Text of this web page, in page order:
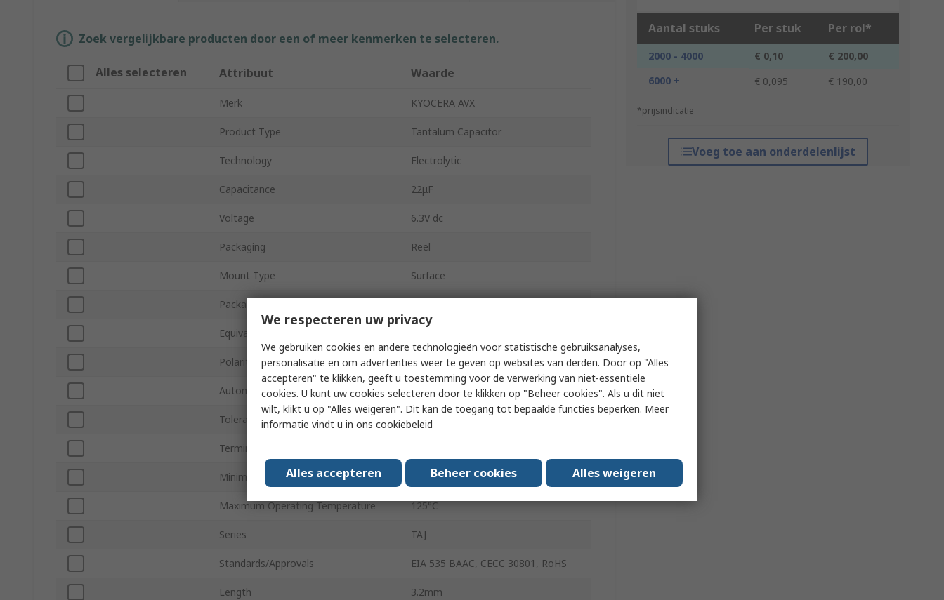
Aantal stuks Per stuk Per rol*
2000 - 4000 € 0,10
€ 200,00
6000 +
€ 0,095 € 190,00
*prijsindicatie
Voeg toe aan onderdelenlijst
Zoek vergelijkbare producten door een of meer kenmerken te selecteren.
Alles selecteren Attribuut Waarde
Merk KYOCERA AVX
Product Type Tantalum Capacitor
Technology Electrolytic
Capacitance 22μF
Voltage 6.3V dc
Packaging Reel
Mount Type Surface
Package/Case
Equivalent Series Resistance ESR
Polarity Polar
Automotive Standard AEC-Q200
Tolerance ± -20%
Terminal Type
Minimum Operating Temperature -55°C
Maximum Operating Temperature 125°C
Series TAJ
Standards/Approvals EIA 535 BAAC, CECC 30801, RoHS
Length 3.2mm
We respecteren uw privacy
We gebruiken cookies en andere technologieën voor statistische gebruiksanalyses,
personalisatie en om advertenties weer te geven op websites van derden. Door op "Alles
accepteren" te klikken, geeft u toestemming voor de verwerking van niet-essentiële
cookies. U kunt uw cookies selecteren door te klikken op "Beheer cookies". Als u dit niet
wilt, klikt u op "Alles weigeren". Dit kan de toegang tot bepaalde functies beperken. Meer
informatie vindt u in ons cookiebeleid
Alles accepteren Beheer cookies Alles weigeren